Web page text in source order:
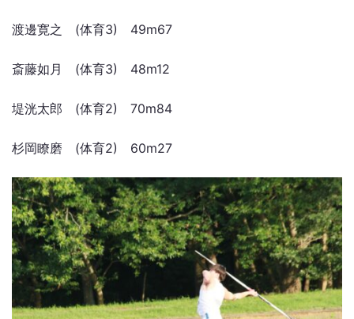
渡邊寛之 (体育3) 49m67
斎藤如月 (体育3) 48m12
堤洸太郎 (体育2) 70m84
杉岡瞭磨 (体育2) 60m27